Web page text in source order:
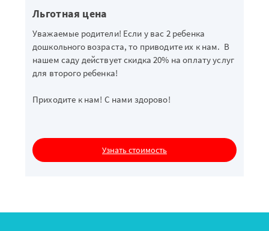
Льготная цена
Уважаемые родители! Если у вас 2 ребенка
дошкольного возраста, то приводите их к нам. В
нашем саду действует скидка 20% на оплату услуг
для второго ребенка!
Приходите к нам! С нами здорово!
Узнать стоимость